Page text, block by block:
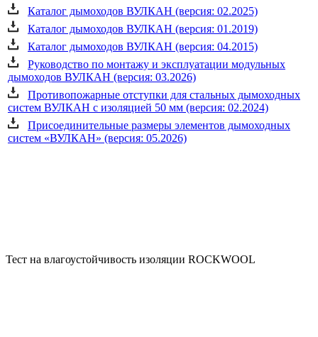
Каталог дымоходов ВУЛКАН (версия: 02.2025)
Каталог дымоходов ВУЛКАН (версия: 01.2019)
Каталог дымоходов ВУЛКАН (версия: 04.2015)
Руководство по монтажу и эксплуатации модульных
дымоходов ВУЛКАН (версия: 03.2026)
Противопожарные отступки для стальных дымоходных
систем ВУЛКАН с изоляцией 50 мм (версия: 02.2024)
Присоединительные размеры элементов дымоходных
систем «ВУЛКАН» (версия: 05.2026)
Тест на влагоустойчивость изоляции ROCKWOOL